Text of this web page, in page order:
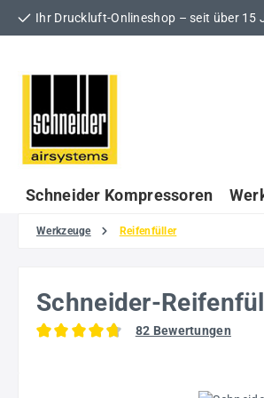
Hauptinhalt springen
Zur Suche springen
Zur Hauptnavigation springen
Ihr Druckluft-Onlineshop – seit über 15
Schneider Kompressoren
Werkzeuge Reifenfüller
Schneider-
82 Bewertungen